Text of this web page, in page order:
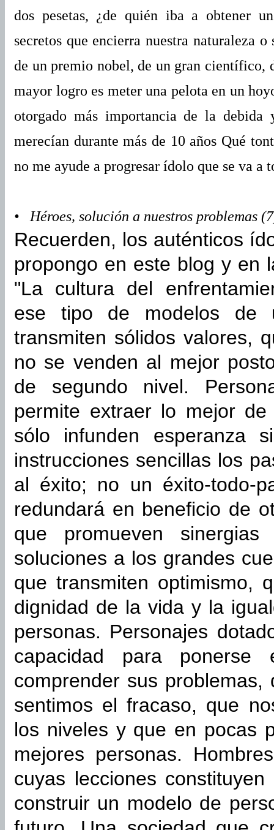
dos pesetas, ¿de quién iba a obtener
secretos que encierra nuestra naturaleza
de un premio nobel, de un gran científico,
mayor logro es meter una pelota en un
otorgado más importancia de la
merecían durante más de 10 años Qué
no me ayude a progresar ídolo que se va
• Héroes, solución a nuestros problemas
Recuerden, los auténticos
propongo en este blog y en
"La cultura del
ese tipo de modelos de
transmiten sólidos valores,
no se venden al mejor
de segundo nivel.
permite extraer lo mejor
sólo infunden esperanza
instrucciones sencillas los
al éxito; no un éxito-todo-
redundará en beneficio de
que promueven
soluciones a los grandes
que transmiten optimismo,
dignidad de la vida y la
personas. Personajes
capacidad para
comprender sus
sentimos el fracaso, que
los niveles y que en pocas
mejores personas.
cuyas lecciones
construir un modelo de